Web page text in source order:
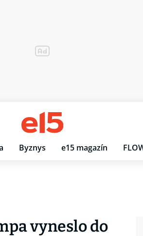
Byznys e15 magazín
vyneslo do